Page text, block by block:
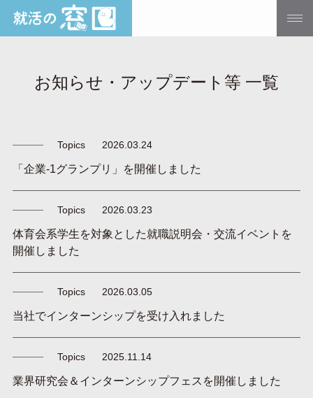
お知らせ・アップデート等 一覧
Topics 2026.03.24
「企業-1グランプリ」を開催しました
Topics 2026.03.23
体育会系学生を対象とした就職説明会・交流イベントを
開催しました
Topics 2026.03.05
当社でインターンシップを受け入れました
Topics 2025.11.14
業界研究会＆インターンシップフェスを開催しました